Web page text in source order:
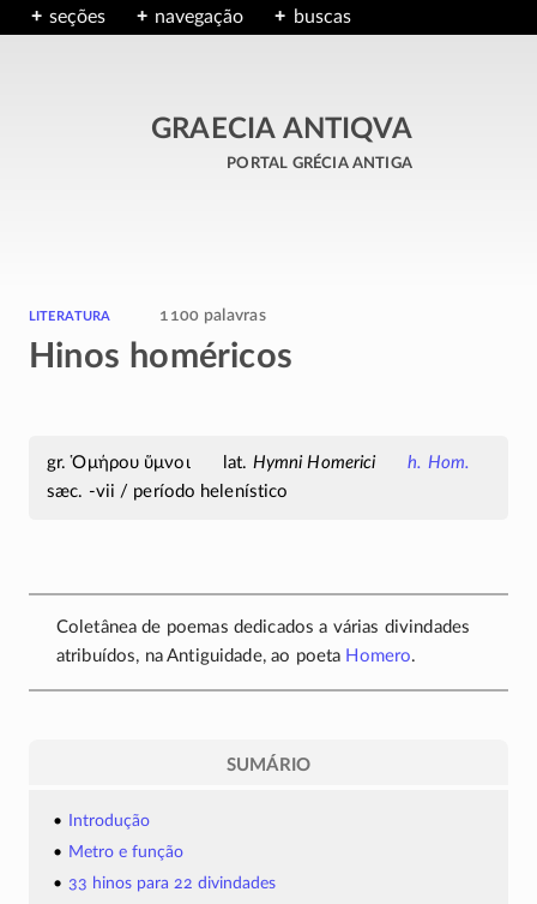
seções navegação buscas
GRAECIA ANTIQVA
portal grécia antiga
literatura 1100 palavras
Hinos homéricos
Ὁμήρου ὕμνοι Hymni Homerici
h. Hom.
sæc. -vii / período helenístico
Coletânea de poemas dedicados a várias divindades
atribuídos, na Antiguidade, ao poeta Homero.
SUMÁRIO
Introdução
Metro e função
33 hinos para 22 divindades